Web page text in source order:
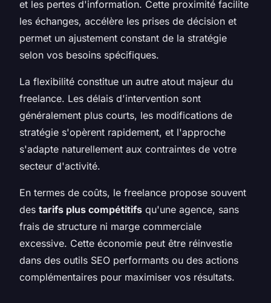
et les pertes d'information. Cette proximité facilite
les échanges, accélère les prises de décision et
permet un ajustement constant de la stratégie
selon vos besoins spécifiques.
La flexibilité constitue un autre atout majeur du
freelance. Les délais d'intervention sont
généralement plus courts, les modifications de
stratégie s'opèrent rapidement, et l'approche
s'adapte naturellement aux contraintes de votre
secteur d'activité.
En termes de coûts, le freelance propose souvent
des tarifs plus compétitifs qu'une agence, sans
frais de structure ni marge commerciale
excessive. Cette économie peut être réinvestie
dans des outils SEO performants ou des actions
complémentaires pour maximiser vos résultats.